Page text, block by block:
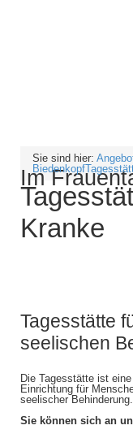
Im
Sie sind hier:
Biedenkopf
Kranke
Tagesstätte
seelischen
Die Tagesstätte ist
Einrichtung für
seelischer Behinderung.
Sie können sich an